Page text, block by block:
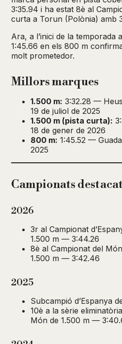
3:35.94 i ha estat 8è al
curta a Torun (Polònia) amb
Ara, a l’inici de la temporada
1:45.66 en els 800 m
molt prometedor.
Millors marques
1.500 m: 3:32.28 —
19 de juliol de 2025
1.500 m (pista curta):
18 de gener de 2026
800 m: 1:45.52 —
2025
Campionats
2026
3r al Campionat
1.500 m — 3:44.26
8è al Campionat del
1.500 m — 3:42.46
2025
Subcampió d’Espanya
10è a la sèrie
Món de 1.500 m —